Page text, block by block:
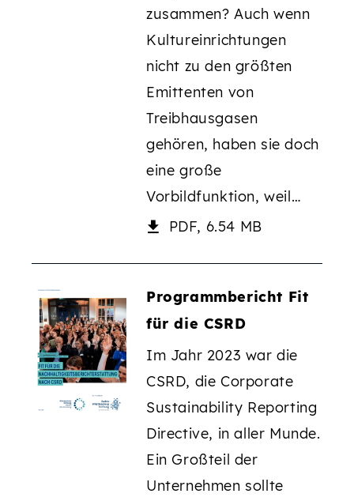
zusammen? Auch wenn
Kultureinrichtungen
nicht zu den größten
Emittenten von
Treibhausgasen
gehören, haben sie doch
eine große
Vorbildfunktion, weil…
PDF, 6.54 MB
Programmbericht Fit
für die CSRD
Im Jahr 2023 war die
CSRD, die Corporate
Sustainability Reporting
Directive, in aller Munde.
Ein Großteil der
Unternehmen sollte